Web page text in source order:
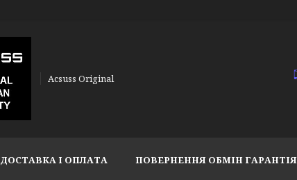
Acsuss Original
ДОСТАВКА І ОПЛАТА ПОВЕРНЕННЯ ОБМІН ГАРАНТІЯ